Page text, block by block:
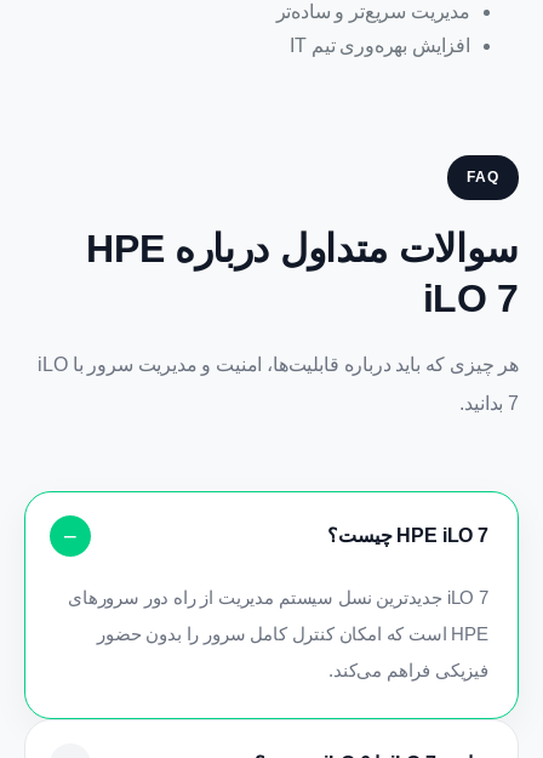
مدیریت سریع‌تر و ساده‌تر
افزایش بهره‌وری تیم IT
FAQ
سوالات متداول درباره HPE
iLO 7
هر چیزی که باید درباره قابلیت‌ها، امنیت و مدیریت سرور با iLO
7 بدانید.
HPE iLO 7 چیست؟
iLO 7 جدیدترین نسل سیستم مدیریت از راه دور سرورهای
HPE است که امکان کنترل کامل سرور را بدون حضور
فیزیکی فراهم می‌کند.